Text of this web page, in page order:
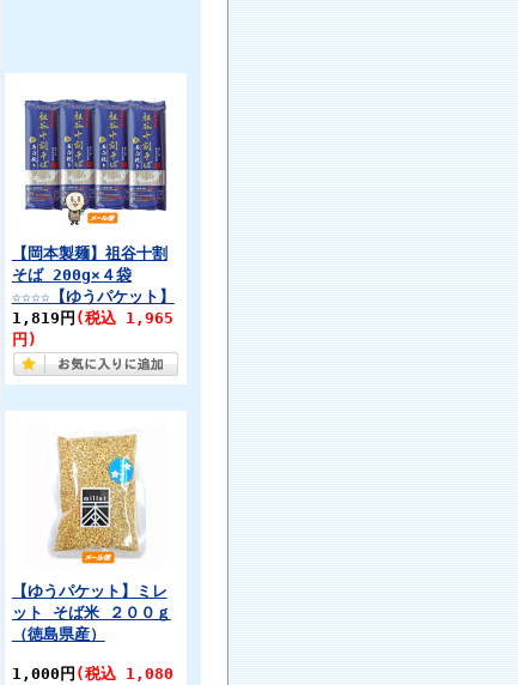
【岡本製麺】祖谷十割
そば 200g×４袋
☆☆☆☆【ゆうパケット】
1,819円 (税込 1,965
円)
【ゆうパケット】ミレ
ット そば米 ２００ｇ
（徳島県産）
1,000円 (税込 1,080